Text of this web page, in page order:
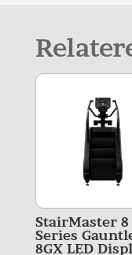
StairMaster 8
Series
8GX LED